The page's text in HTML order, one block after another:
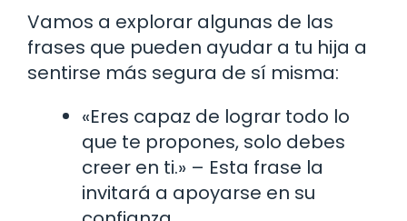
Vamos a explorar algunas de las
frases que pueden ayudar a tu hija a
sentirse más segura de sí misma:
«Eres capaz de lograr todo lo
que te propones, solo debes
creer en ti.» – Esta frase la
invitará a apoyarse en su